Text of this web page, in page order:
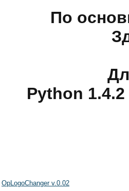
По
Python
OpLogoChanger v.0.02